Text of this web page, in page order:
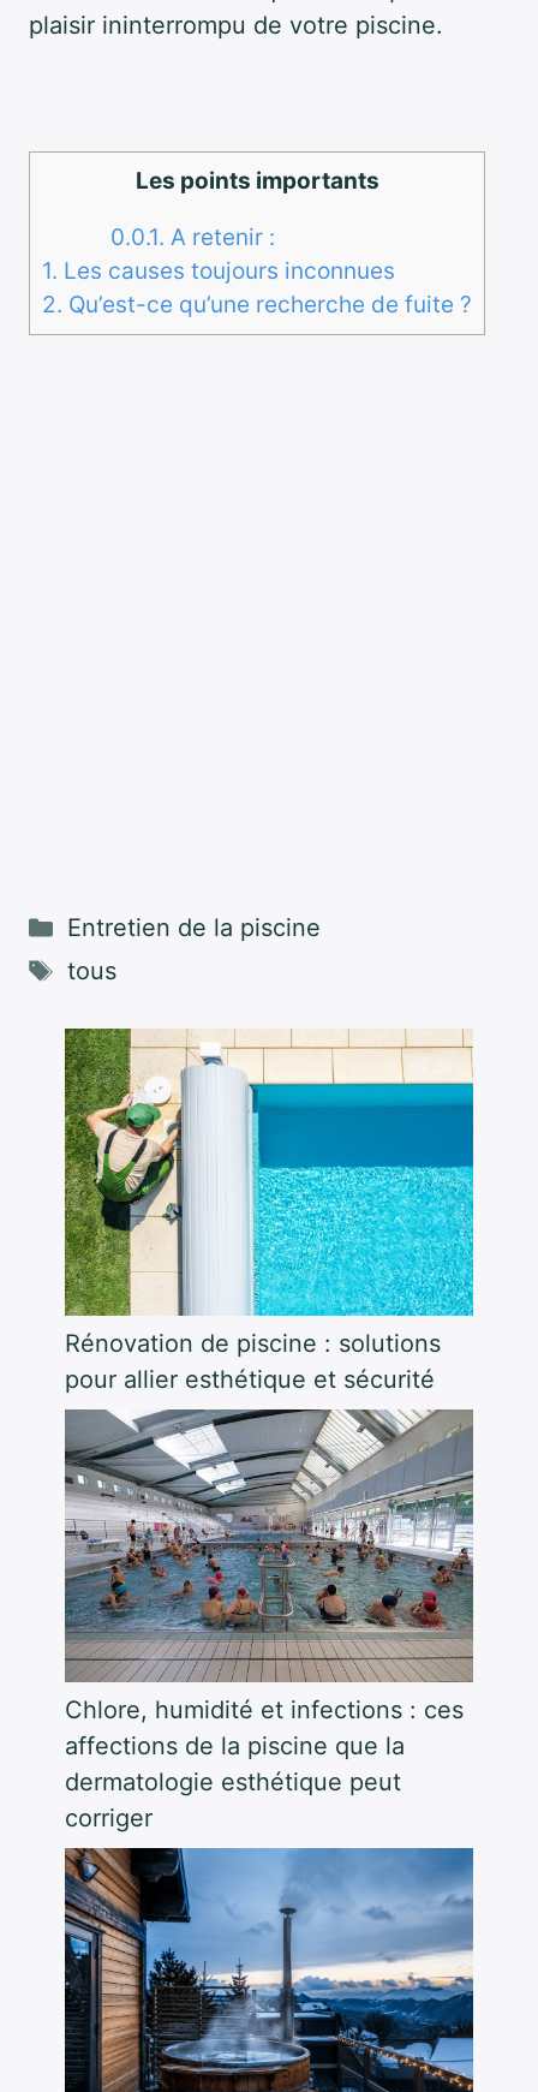
plaisir ininterrompu de votre piscine.
Les points importants
0.0.1. A retenir :
1. Les causes toujours inconnues
2. Qu’est-ce qu’une recherche de fuite ?
Catégories
Entretien de la piscine
Étiquettes
tous
Rénovation de piscine : solutions
pour allier esthétique et sécurité
Chlore, humidité et infections : ces
affections de la piscine que la
dermatologie esthétique peut
corriger